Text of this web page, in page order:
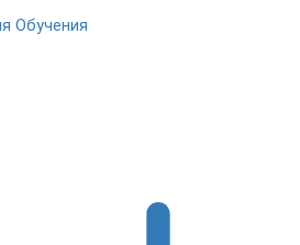
Обучения